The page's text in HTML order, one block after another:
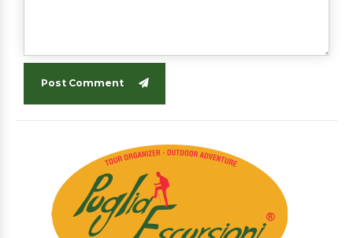
Post Comment